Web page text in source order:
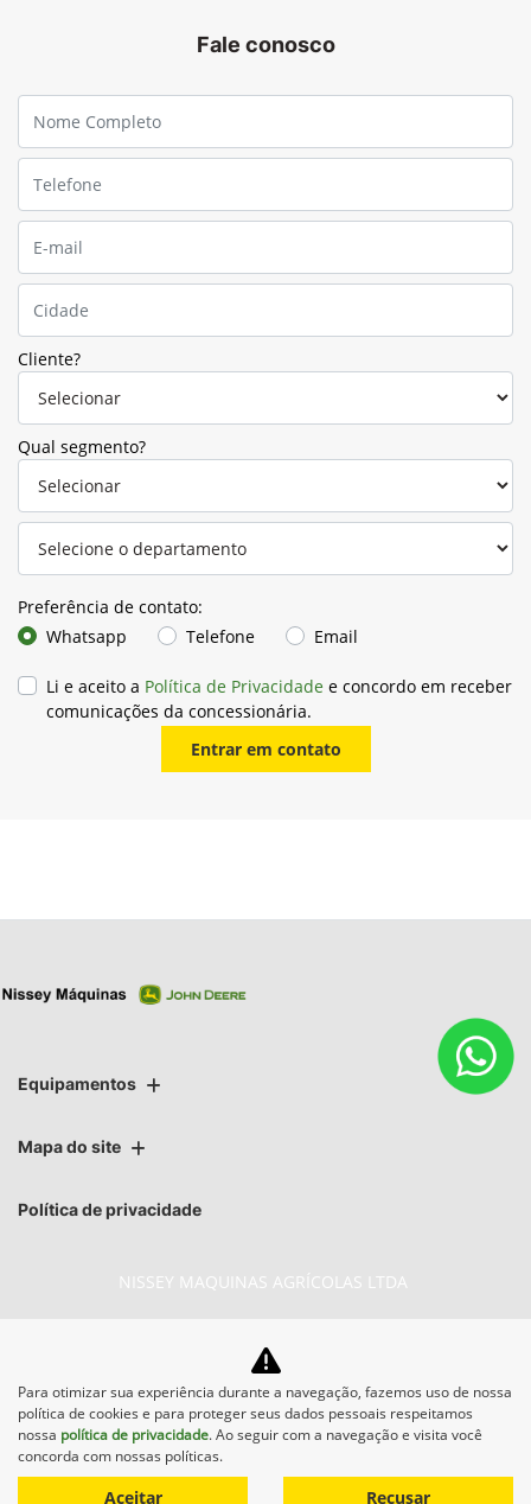
Fale conosco
Cliente?
Qual segmento?
Preferência de contato:
Whatsapp
Telefone Email
Li e aceito a Política de Privacidade e concordo em receber
comunicações da concessionária.
Entrar em contato
Equipamentos
Mapa do site
Política de privacidade
NISSEY MAQUINAS AGRÍCOLAS LTDA
No trânsito, enxergar o outro salva vidas.
Para otimizar sua experiência durante a navegação, fazemos uso de nossa
política de cookies e para proteger seus dados pessoais respeitamos
nossa política de privacidade. Ao seguir com a navegação e visita você
concorda com nossas políticas.
Aceitar Recusar